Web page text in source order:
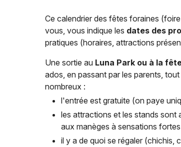
Ce calendrier des fêtes foraines
vous, vous indique les dates des
pratiques (horaires, attractions
Une sortie au Luna Park ou à la
ados, en passant par les parents,
nombreux :
l'entrée est gratuite (on paye
les attractions et les stands sont
aux manèges à sensations
il y a de quoi se régaler (chichis,